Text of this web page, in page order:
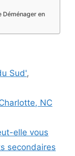
Déménager en
Sud',
NC
elle vous
secondaires